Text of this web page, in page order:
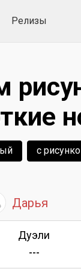
Релизы
с
Дарья
Дуэли
---